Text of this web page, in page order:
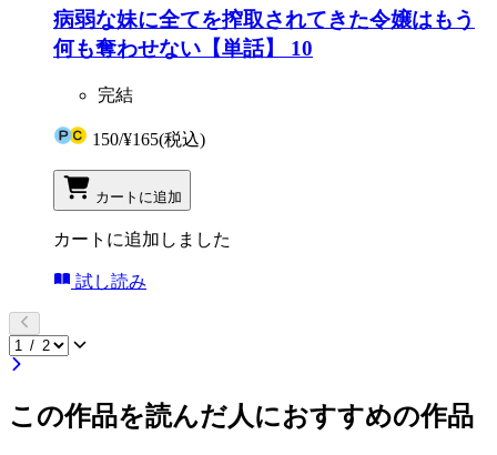
病弱な妹に全てを搾取されてきた令嬢はもう
何も奪わせない【単話】 10
完結
150/¥165(税込)
カートに追加
カートに追加しました
試し読み
この作品を読んだ人におすすめの作品